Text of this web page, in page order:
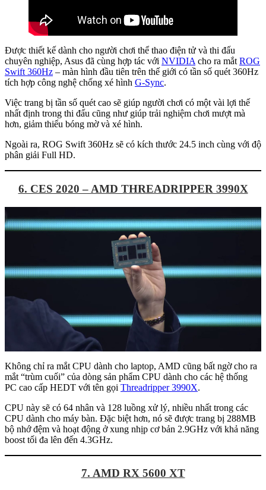
Được thiết kế dành cho người chơi thể thao điện tử và thi đấu
chuyên nghiệp, Asus đã cùng hợp tác với NVIDIA cho ra mắt ROG
Swift 360Hz – màn hình đầu tiên trên thế giới có tần số quét 360Hz
tích hợp công nghệ chống xé hình G-Sync.
Việc trang bị tần số quét cao sẽ giúp người chơi có một vài lợi thế
nhất định trong thi đấu cũng như giúp trải nghiệm chơi mượt mà
hơn, giảm thiểu bóng mờ và xé hình.
Ngoài ra, ROG Swift 360Hz sẽ có kích thước 24.5 inch cùng với độ
phân giải Full HD.
6. CES 2020 – AMD THREADRIPPER 3990X
Không chỉ ra mắt CPU dành cho laptop, AMD cũng bất ngờ cho ra
mắt “trùm cuối” của dòng sản phẩm CPU dành cho các hệ thống
PC cao cấp HEDT với tên gọi Threadripper 3990X.
CPU này sẽ có 64 nhân và 128 luồng xử lý, nhiều nhất trong các
CPU dành cho máy bàn. Đặc biệt hơn, nó sẽ được trang bị 288MB
bộ nhớ đệm và hoạt động ở xung nhịp cơ bản 2.9GHz với khả năng
boost tối đa lên đến 4.3GHz.
7. AMD RX 5600 XT